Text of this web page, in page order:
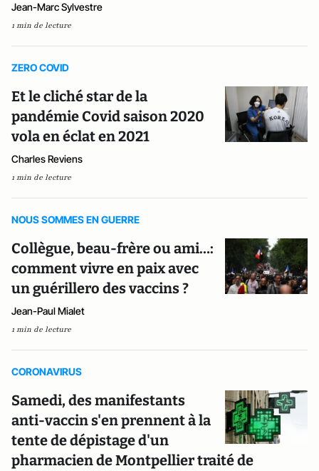
Jean-Marc Sylvestre
1 min de lecture
ZERO COVID
Et le cliché star de la
pandémie Covid saison 2020
vola en éclat en 2021
Charles Reviens
1 min de lecture
NOUS SOMMES EN GUERRE
Collègue, beau-frère ou ami…:
comment vivre en paix avec
un guérillero des vaccins ?
Jean-Paul Mialet
1 min de lecture
CORONAVIRUS
Samedi, des manifestants
anti-vaccin s'en prennent à la
tente de dépistage d'un
pharmacien de Montpellier traité de